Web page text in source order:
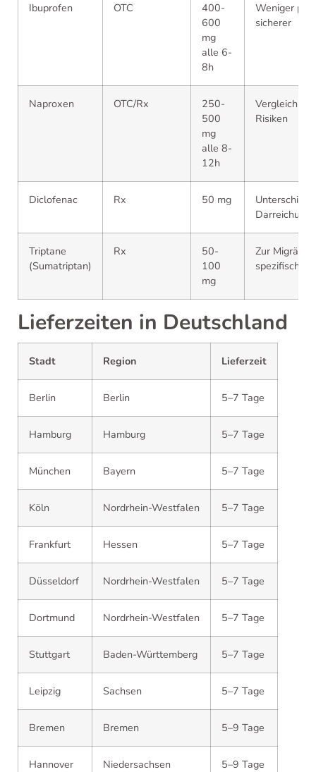
Ibuprofen OTC
400-
600
mg
alle 6-
8h
Weniger
sicherer
Naproxen OTC/Rx
250-
500
mg
alle 8-
12h
Risiken
Diclofenac Rx 50 mg
Triptane
(Sumatriptan)
Rx
50-
100
mg
Zur Migräne
spezifisch
Lieferzeiten in Deutschland
Stadt Region Lieferzeit
Berlin Berlin 5–7 Tage
Hamburg Hamburg 5–7 Tage
München Bayern 5–7 Tage
Köln Nordrhein-Westfalen 5–7 Tage
Frankfurt Hessen 5–7 Tage
Düsseldorf Nordrhein-Westfalen 5–7 Tage
Dortmund Nordrhein-Westfalen 5–7 Tage
Stuttgart Baden-Württemberg 5–7 Tage
Leipzig Sachsen 5–7 Tage
Bremen Bremen 5–9 Tage
Hannover Niedersachsen 5–9 Tage